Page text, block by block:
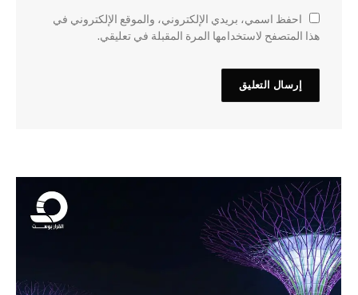
احفظ اسمي، بريدي الإلكتروني، والموقع الإلكتروني في
هذا المتصفح لاستخدامها المرة المقبلة في تعليقي.